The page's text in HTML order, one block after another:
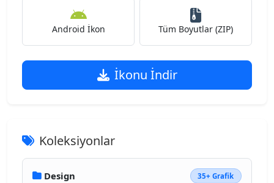
Android İkon Tüm Boyutlar (ZIP)
İkonu İndir
Koleksiyonlar
Design 35+ Grafik